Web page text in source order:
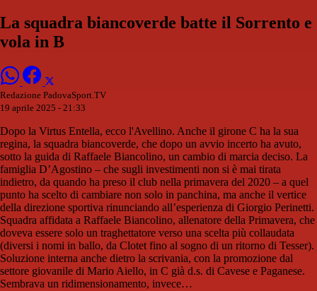
La squadra biancoverde batte il Sorrento e
vola in B
Redazione PadovaSport.TV
19 aprile 2025 - 21:33
Dopo la Virtus Entella, ecco l'Avellino. Anche il girone C ha la sua
regina, la squadra biancoverde, che dopo un avvio incerto ha avuto,
sotto la guida di Raffaele Biancolino, un cambio di marcia deciso. La
famiglia D’Agostino – che sugli investimenti non si è mai tirata
indietro, da quando ha preso il club nella primavera del 2020 – a quel
punto ha scelto di cambiare non solo in panchina, ma anche il vertice
della direzione sportiva rinunciando all’esperienza di Giorgio Perinetti.
Squadra affidata a Raffaele Biancolino, allenatore della Primavera, che
doveva essere solo un traghettatore verso una scelta più collaudata
(diversi i nomi in ballo, da Clotet fino al sogno di un ritorno di Tesser).
Soluzione interna anche dietro la scrivania, con la promozione dal
settore giovanile di Mario Aiello, in C già d.s. di Cavese e Paganese.
Sembrava un ridimensionamento, invece…